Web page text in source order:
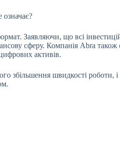
означає?
Заявляючи, що всі
сферу. Компанія Abra
активів.
збільшення швидкості роботи,